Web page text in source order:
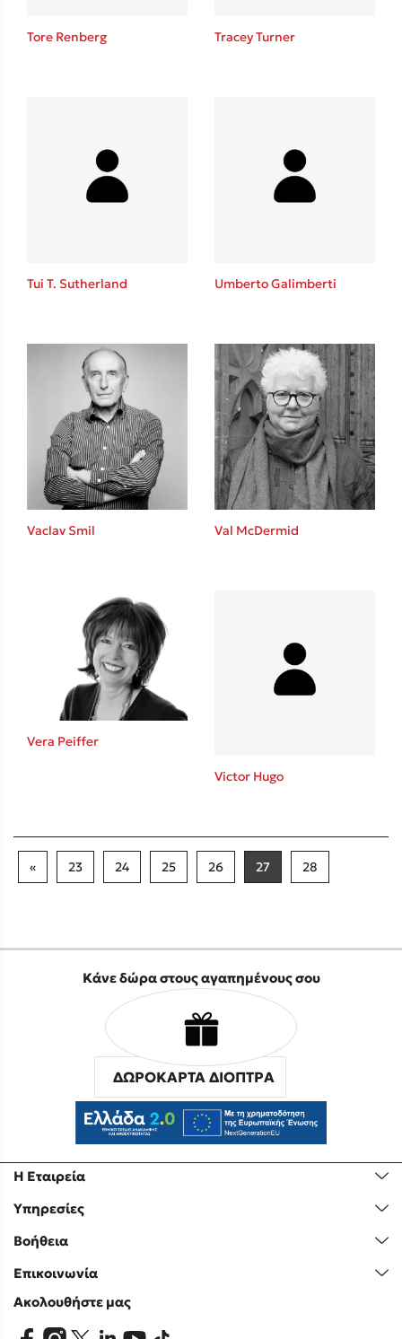
Tore Renberg Tracey Turner
Tui T. Sutherland Umberto Galimberti
Vaclav Smil Val McDermid
Vera Peiffer
Victor Hugo
« 23 24 25 26 27 28
Η Εταιρεία
Υπηρεσίες
Βοήθεια
Επικοινωνία
Κάνε δώρα στους αγαπημένους σου
ΔΩΡΟΚΑΡΤΑ ΔΙΟΠΤΡΑ
Ακολουθήστε μας